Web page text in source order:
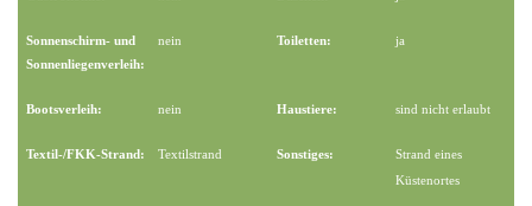
Sonnenschirm- und
Sonnenliegenverleih:
nein Toiletten: ja
Bootsverleih: nein Haustiere: sind nicht erlaubt
Textil-/FKK-Strand: Textilstrand Sonstiges:
Strand eines
Küstenortes